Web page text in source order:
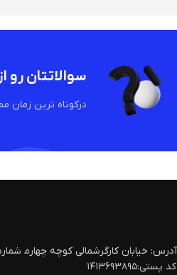
سوالاتتان رو
درکوتاه ترین زمان
آدرس: خیابان کارگرشمالی کوچه چهارم‍ شماره ۳۸ واحد ۵
کد پستی:۱۴۱۳۶۹۳۸۹۵